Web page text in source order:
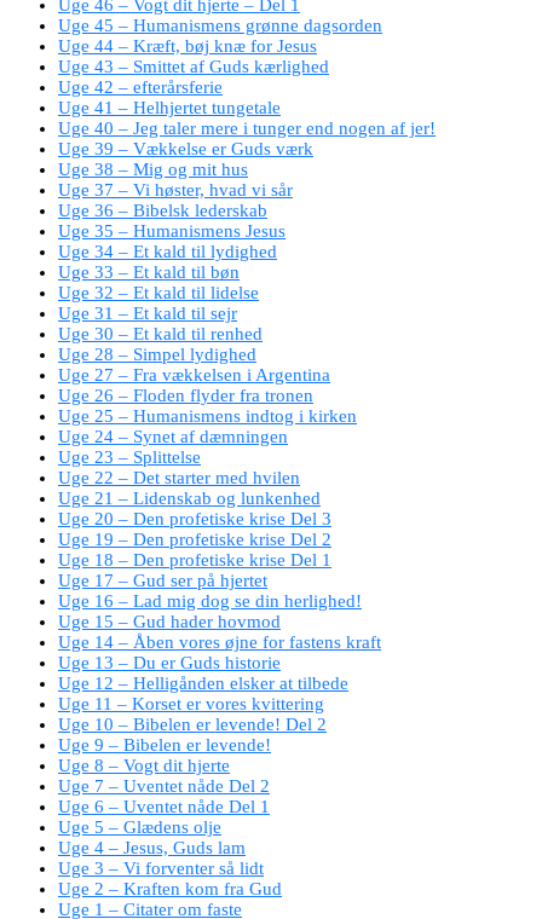
Uge 46 – Vogt dit hjerte – Del 1
Uge 45 – Humanismens grønne dagsorden
Uge 44 – Kræft, bøj knæ for Jesus
Uge 43 – Smittet af Guds kærlighed
Uge 42 – efterårsferie
Uge 41 – Helhjertet tungetale
Uge 40 – Jeg taler mere i tunger end nogen af jer!
Uge 39 – Vækkelse er Guds værk
Uge 38 – Mig og mit hus
Uge 37 – Vi høster, hvad vi sår
Uge 36 – Bibelsk lederskab
Uge 35 – Humanismens Jesus
Uge 34 – Et kald til lydighed
Uge 33 – Et kald til bøn
Uge 32 – Et kald til lidelse
Uge 31 – Et kald til sejr
Uge 30 – Et kald til renhed
Uge 28 – Simpel lydighed
Uge 27 – Fra vækkelsen i Argentina
Uge 26 – Floden flyder fra tronen
Uge 25 – Humanismens indtog i kirken
Uge 24 – Synet af dæmningen
Uge 23 – Splittelse
Uge 22 – Det starter med hvilen
Uge 21 – Lidenskab og lunkenhed
Uge 20 – Den profetiske krise Del 3
Uge 19 – Den profetiske krise Del 2
Uge 18 – Den profetiske krise Del 1
Uge 17 – Gud ser på hjertet
Uge 16 – Lad mig dog se din herlighed!
Uge 15 – Gud hader hovmod
Uge 14 – Åben vores øjne for fastens kraft
Uge 13 – Du er Guds historie
Uge 12 – Helligånden elsker at tilbede
Uge 11 – Korset er vores kvittering
Uge 10 – Bibelen er levende! Del 2
Uge 9 – Bibelen er levende!
Uge 8 – Vogt dit hjerte
Uge 7 – Uventet nåde Del 2
Uge 6 – Uventet nåde Del 1
Uge 5 – Glædens olje
Uge 4 – Jesus, Guds lam
Uge 3 – Vi forventer så lidt
Uge 2 – Kraften kom fra Gud
Uge 1 – Citater om faste